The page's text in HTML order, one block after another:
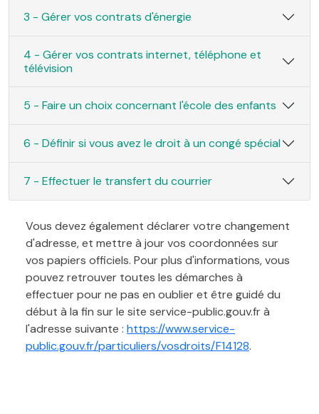
3 - Gérer vos contrats d'énergie
4 - Gérer vos contrats internet, téléphone et
télévision
5 - Faire un choix concernant l'école des enfants
6 - Définir si vous avez le droit à un congé spécial
7 - Effectuer le transfert du courrier
Vous devez également déclarer votre changement
d'adresse, et mettre à jour vos coordonnées sur
vos papiers officiels. Pour plus d'informations, vous
pouvez retrouver toutes les démarches à
effectuer pour ne pas en oublier et être guidé du
début à la fin sur le site service-public.gouv.fr à
l'adresse suivante : https://www.service-
public.gouv.fr/particuliers/vosdroits/F14128.